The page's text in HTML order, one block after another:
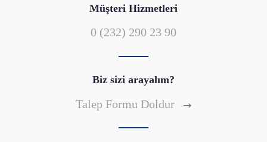
Müşteri Hizmetleri
0 (232) 290 23 90
Biz sizi arayalım?
Talep Formu Doldur